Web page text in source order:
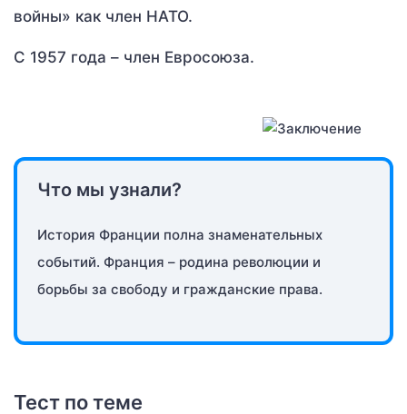
войны» как член НАТО.
С 1957 года – член Евросоюза.
Что мы узнали?
История Франции полна знаменательных
событий. Франция – родина революции и
борьбы за свободу и гражданские права.
Тест по теме